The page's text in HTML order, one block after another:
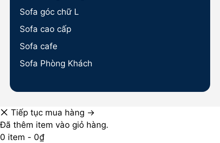
Sofa góc chữ L
Sofa cao cấp
Sofa cafe
Sofa Phòng Khách
Tiếp tục mua hàng →
Đã thêm item vào giỏ hàng.
0 item - 0₫